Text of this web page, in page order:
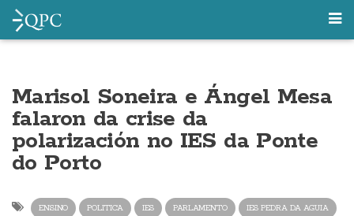
Marisol Soneira e Ángel Mesa
falaron da crise da
polarización no IES da Ponte
do Porto
ENSINO POLITICA IES PARLAMENTO IES PEDRA DA AGUIA